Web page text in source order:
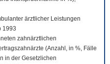
ärztlicher Leistungen
1993
zahnärztlichen
(Anzahl, in %, Fälle
in der Gesetzlichen